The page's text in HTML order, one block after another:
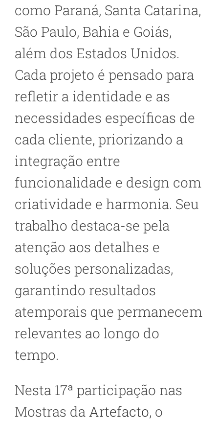
como Paraná, Santa Catarina,
São Paulo, Bahia e Goiás,
além dos Estados Unidos.
Cada projeto é pensado para
refletir a identidade e as
necessidades específicas de
cada cliente, priorizando a
integração entre
funcionalidade e design com
criatividade e harmonia. Seu
trabalho destaca-se pela
atenção aos detalhes e
soluções personalizadas,
garantindo resultados
atemporais que permanecem
relevantes ao longo do
tempo.
Nesta 17ª participação nas
Mostras daArtefacto, o